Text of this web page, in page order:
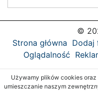
©
Strona główna Dodaj
Oglądalność
Używamy plików cookies
umieszczanie naszym